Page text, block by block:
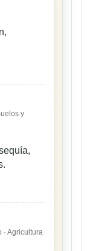
y
Agricultura